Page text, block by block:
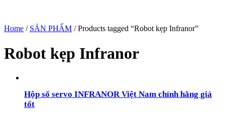
Home / SẢN PHẨM / Products tagged “Robot kẹp Infranor”
Robot kẹp Infranor
Hộp số servo INFRANOR Việt Nam chính hãng giá
tốt